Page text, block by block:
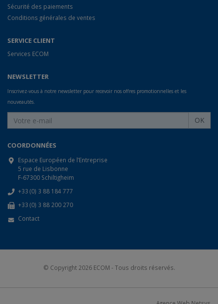
Sécurité des paiements
Conditions générales de ventes
SERVICE CLIENT
Services ECOM
NEWSLETTER
Inscrivez-vous à notre newsletter pour recevoir nos offres promotionnelles et les
nouveautés.
OK
COORDONNÉES
Espace Européen de l’Entreprise
5 rue de Lisbonne
F-67300 Schiltigheim
+33 (0) 3 88 184 777
+33 (0) 3 88 200 270
Contact
© Copyright 2026 ECOM - Tous droits réservés.